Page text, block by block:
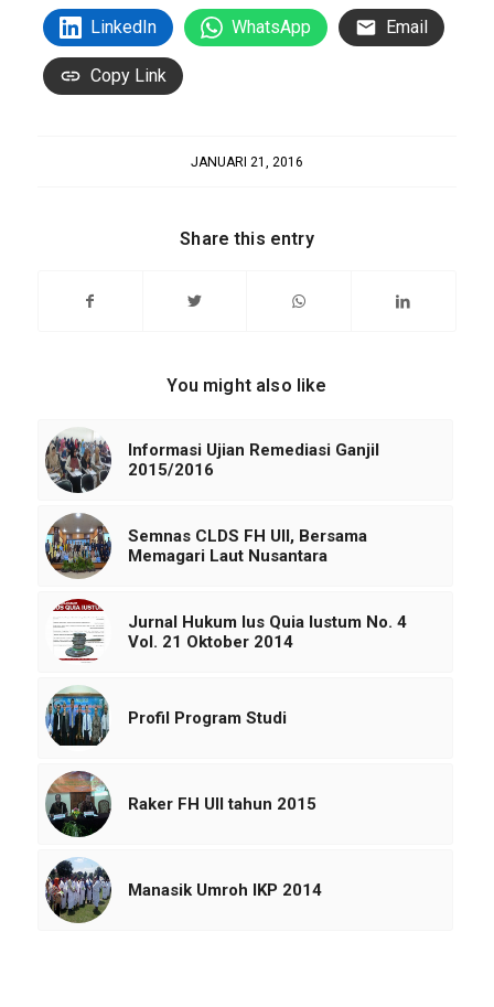
LinkedIn WhatsApp Email
Copy Link
JANUARI 21, 2016
Share this entry
You might also like
Informasi Ujian Remediasi Ganjil
2015/2016
Semnas CLDS FH UII, Bersama
Memagari Laut Nusantara
Jurnal Hukum Ius Quia Iustum No. 4
Vol. 21 Oktober 2014
Profil Program Studi
Raker FH UII tahun 2015
Manasik Umroh IKP 2014